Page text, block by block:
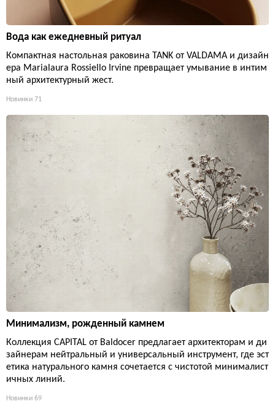
Вода как ежедневный ритуал
Компактная настольная раковина TANK от VALDAMA и дизайн
ера Marialaura Rossiello Irvine превращает умывание в интим
ный архитектурный жест.
Новинки 71
Минимализм, рожденный камнем
Коллекция CAPITAL от Baldocer предлагает архитекторам и ди
зайнерам нейтральный и универсальный инструмент, где эст
етика натурального камня сочетается с чистотой минималист
ичных линий.
Новинки 69